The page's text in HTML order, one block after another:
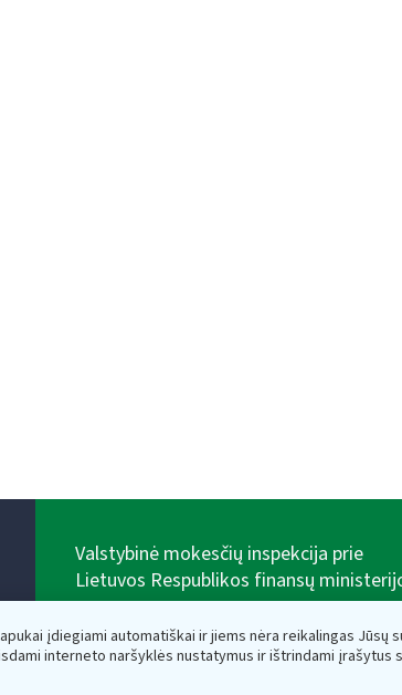
įdiegiami automatiškai ir jiems nėra reikalingas Jūsų
interneto naršyklės nustatymus ir ištrindami įrašytus
Valstybinė mokesčių inspekcija prie
Lietuvos Respublikos finansų
adresas: Vasario 16-osios g. 14, 01107 Vilnius, Lietuva,
el.paštas:vmi@vmi.lt, E. pristatymo dėžutės adresas